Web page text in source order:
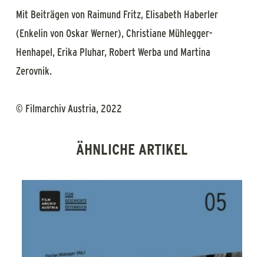
Mit Beiträgen von Raimund Fritz, Elisabeth Haberler
(Enkelin von Oskar Werner), Christiane Mühlegger-
Henhapel, Erika Pluhar, Robert Werba und Martina
Zerovnik.
© Filmarchiv Austria, 2022
ÄHNLICHE ARTIKEL